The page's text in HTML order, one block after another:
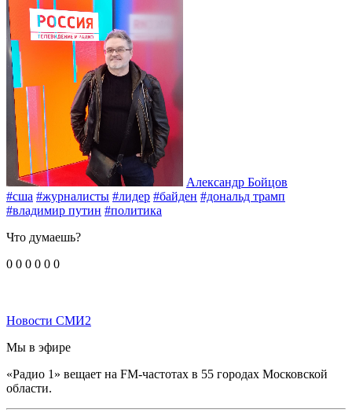
Александр Бойцов
#сша #журналисты #лидер #байден #дональд трамп
#владимир путин #политика
Что думаешь?
0 0 0 0 0 0
Новости СМИ2
Мы в эфире
«Радио 1» вещает на FM-частотах в 55 городах Московской
области.